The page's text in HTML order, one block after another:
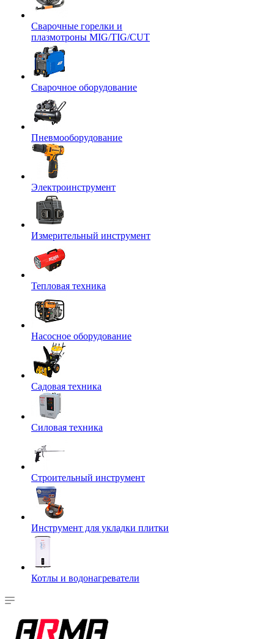
Сварочные горелки и
плазмотроны MIG/TIG/CUT
Сварочное оборудование
Пневмооборудование
Электроинструмент
Измерительный инструмент
Тепловая техника
Насосное оборудование
Садовая техника
Силовая техника
Строительный инструмент
Инструмент для укладки плитки
Котлы и водонагреватели